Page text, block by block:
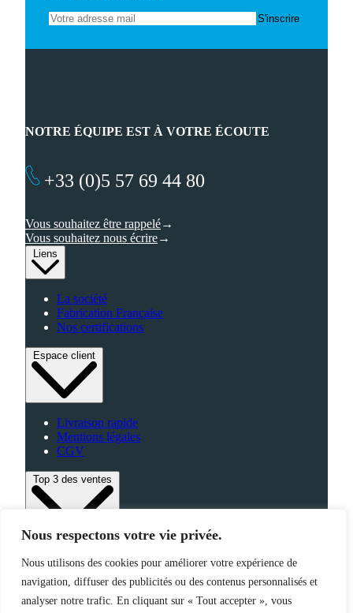
Nous respectons votre vie privée.
Nous utilisons des cookies pour améliorer votre expérience de
navigation, diffuser des publicités ou des contenus personnalisés et
analyser notre trafic. En cliquant sur « Tout accepter », vous
Liens
La société
Fabrication Française
Nos certifications
Espace client
Livraison rapide
Mentions légales
CGV
Top 3 des ventes
High-Tech
Fabriqué en France
NOTRE ÉQUIPE EST À VOTRE ÉCOUTE
+33 (0)5 57 69 44 80
Vous souhaitez être rappelé
Vous souhaitez nous écrire